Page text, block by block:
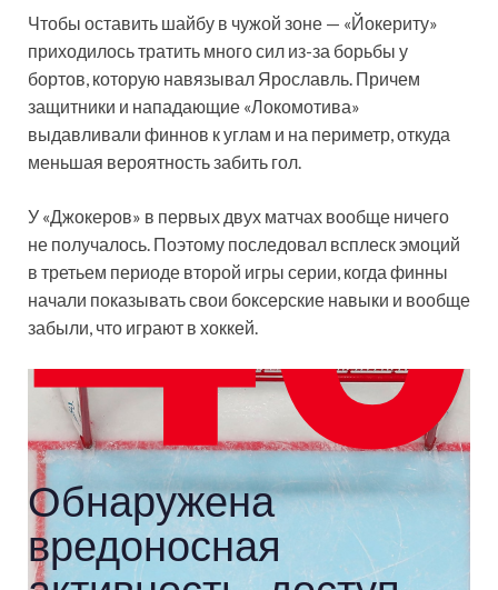
Чтобы оставить шайбу в чужой зоне — «Йокериту»
приходилось тратить много сил из-за борьбы у
бортов, которую навязывал Ярославль. Причем
защитники и нападающие «Локомотива»
выдавливали финнов к углам и на периметр, откуда
меньшая вероятность забить гол.
У «Джокеров» в первых двух матчах вообще ничего
не получалось. Поэтому последовал всплеск эмоций
в третьем периоде второй игры серии, когда финны
начали показывать свои боксерские навыки и вообще
забыли, что играют в хоккей.